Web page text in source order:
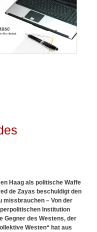
Haag als politische Waffe
de Zayas beschuldigt den
missbrauchen – Von der
Institution
Gegner des Westens, der
Westen“ hat aus